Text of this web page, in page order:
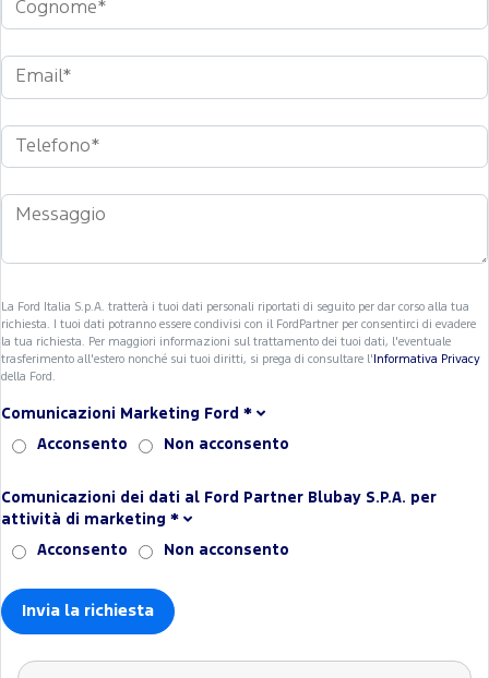
La Ford Italia S.p.A. tratterà i tuoi dati personali riportati di seguito per dar corso alla tua
richiesta. I tuoi dati potranno essere condivisi con il FordPartner per consentirci di evadere
la tua richiesta. Per maggiori informazioni sul trattamento dei tuoi dati, l'eventuale
trasferimento all'estero nonché sui tuoi diritti, si prega di consultare l' Informativa Privacy
della Ford.
Comunicazioni Marketing Ford *
Acconsento Non acconsento
Comunicazioni dei dati al Ford Partner Blubay S.P.A. per
attività di marketing *
Acconsento Non acconsento